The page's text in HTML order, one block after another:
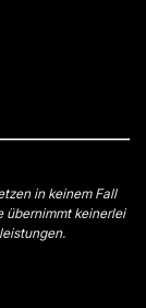
in keinem Fall
übernimmt keinerlei